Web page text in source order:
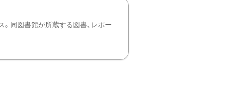
同図書館が所蔵する図書、レポー